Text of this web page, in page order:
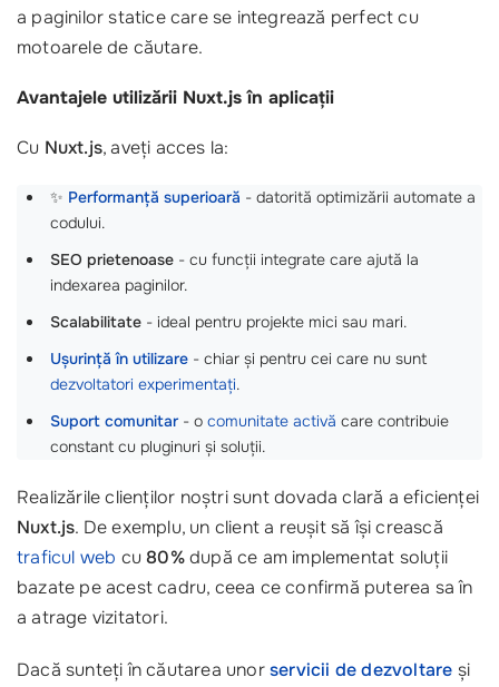
a paginilor statice care se integrează perfect cu
motoarele de căutare.
Avantajele utilizării Nuxt.js în aplicații
Cu Nuxt.js, aveți acces la:
✨ Performanță superioară - datorită optimizării automate a
codului.
SEO prietenoase - cu funcții integrate care ajută la
indexarea paginilor.
Scalabilitate - ideal pentru projekte mici sau mari.
Ușurință în utilizare - chiar și pentru cei care nu sunt
dezvoltatori experimentați.
Suport comunitar- o comunitate activă care contribuie
constant cu pluginuri și soluții.
Realizările clienților noștri sunt dovada clară a eficienței
Nuxt.js. De exemplu, un client a reușit să își crească
traficul web cu 80%după ce am implementat soluții
bazate pe acest cadru, ceea ce confirmă puterea sa în
a atrage vizitatori.
Dacă sunteți în căutarea unorservicii de dezvoltare și